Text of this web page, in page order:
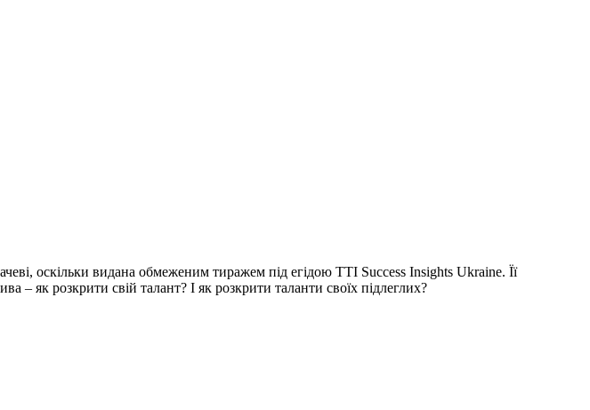
оскільки видана обмеженим тиражем під егідою TTI Success Insights Ukraine. Її
як розкрити свій талант? І як розкрити таланти своїх підлеглих?